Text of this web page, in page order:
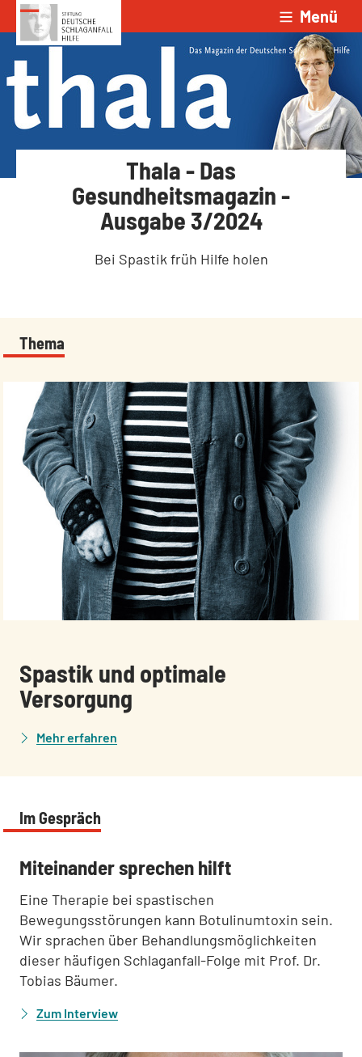
Zum Inhalt springen Menü
Thala - Das
Gesundheitsmagazin -
Ausgabe 3/2024
Bei Spastik früh Hilfe holen
Thema
:Spastik und optimale
Versorgung
Mehr erfahren
Im Gespräch
:Miteinander sprechen hilft
Eine Therapie bei spastischen
Bewegungsstörungen kann Botulinumtoxin sein.
Wir sprachen über Behandlungsmöglichkeiten
dieser häufigen Schlaganfall-Folge mit Prof. Dr.
Tobias Bäumer.
Zum Interview